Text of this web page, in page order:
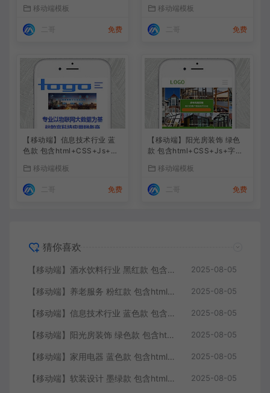
移动端模板
免费
移动端模板
免费
【移动端】信息技术行业 蓝
色款 包含html+CSS+Js+字
移动端模板
免费
【移动端】阳光房装饰 绿色
款 包含html+CSS+Js+字体
移动端模板
免费
猜你喜欢
【移动端】酒水饮料行业 黑红款 包含html+CSS+Js+字体文件全套 2025-08-05
【移动端】养老服务 粉红款 包含html+CSS+Js+字体文件全套 2025-08-05
【移动端】信息技术行业 蓝色款 包含html+CSS+Js+字体文件全套 2025-08-05
【移动端】阳光房装饰 绿色款 包含html+CSS+Js+字体文件全套 2025-08-05
【移动端】家用电器 蓝色款 包含html+CSS+Js+字体文件全套 2025-08-05
【移动端】软装设计 墨绿款 包含html+CSS+Js+字体文件全套 2025-08-05